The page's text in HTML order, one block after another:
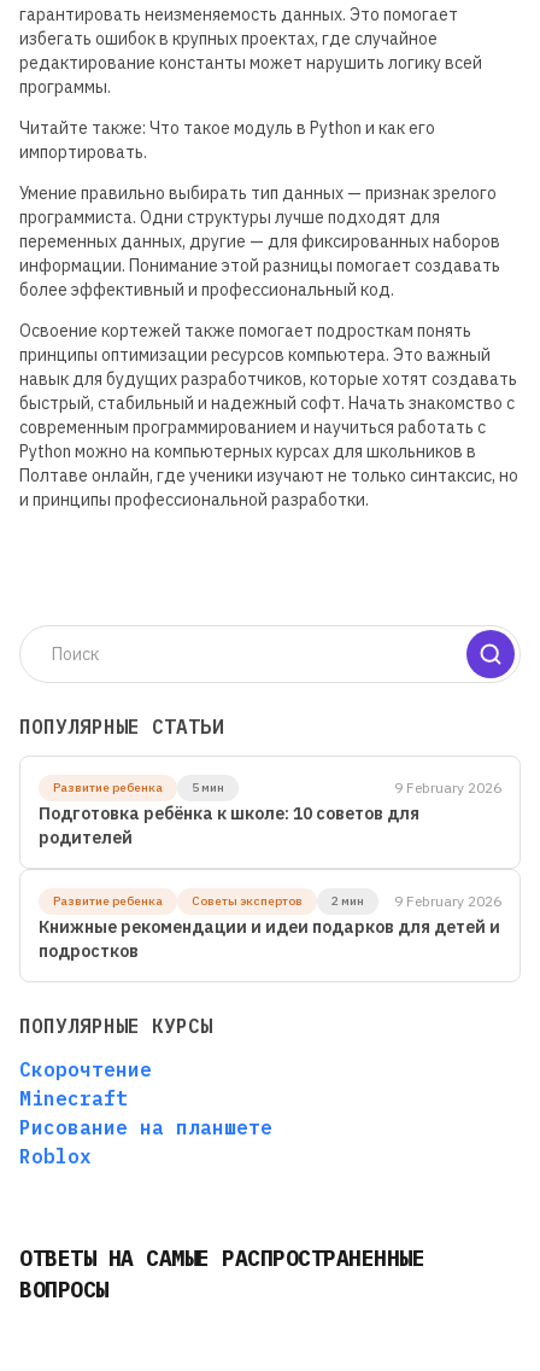
гарантировать неизменяемость данных. Это помогает
избегать ошибок в крупных проектах, где случайное
редактирование константы может нарушить логику всей
программы.
Читайте также: Что такое модуль в Python и как его
импортировать.
Умение правильно выбирать тип данных — признак зрелого
программиста. Одни структуры лучше подходят для
переменных данных, другие — для фиксированных наборов
информации. Понимание этой разницы помогает создавать
более эффективный и профессиональный код.
Освоение кортежей также помогает подросткам понять
принципы оптимизации ресурсов компьютера. Это важный
навык для будущих разработчиков, которые хотят создавать
быстрый, стабильный и надежный софт. Начать знакомство с
современным программированием и научиться работать с
Python можно на компьютерных курсах для школьников в
Полтаве онлайн, где ученики изучают не только синтаксис, но
и принципы профессиональной разработки.
ПОПУЛЯРНЫЕ СТАТЬИ
Развитие ребенка 5 мин 9 February 2026
Подготовка ребёнка к школе: 10 советов для
родителей
Развитие ребенка Советы экспертов 2 мин 9 February 2026
Книжные рекомендации и идеи подарков для детей и
подростков
ПОПУЛЯРНЫЕ КУРСЫ
Скорочтение
Minecraft
Рисование на планшете
Roblox
ОТВЕТЫ НА САМЫЕ РАСПРОСТРАНЕННЫЕ
ВОПРОСЫ
Для детей от 8 до 13 лет
ЛЕТНЯЯ МАСТЕРСКАЯ GOITEENS
ВМЕСТО ЛЕТА В ТЕЛЕФОНЕ -
8+ ГОТОВЫХ ПРОЕКТОВ ЗА 4
НЕДЕЛИ
Подробнее